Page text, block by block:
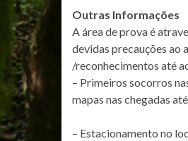
Outras Informações
A área de prova é
devidas precauções ao
/reconhecimentos até
– Primeiros socorros
mapas nas chegadas
– Estacionamento no